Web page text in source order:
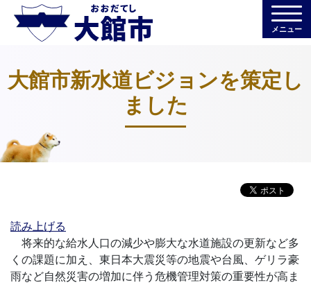
メニュー
大館市新水道ビジョンを策定し
ました
読み上げる
将来的な給水人口の減少や膨大な水道施設の更新など多
くの課題に加え、東日本大震災等の地震や台風、ゲリラ豪
雨など自然災害の増加に伴う危機管理対策の重要性が高ま